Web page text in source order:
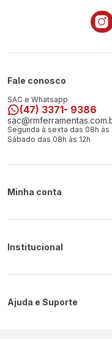
Fale conosco
SAC e Whatsapp
(47) 3371- 9386
Segunda à sexta das 08h às
Sábado das 08h às 12h
Minha conta
Endereço de Entrega
Institucional
Politica de Privacidade
Ajuda e Suporte